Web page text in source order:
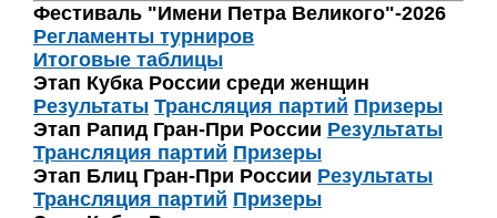
Фестиваль "Имени Петра Великого"-2026
Регламенты турниров
Итоговые таблицы
Этап Кубка России среди женщин
Результаты Трансляция партий Призеры
Этап Рапид Гран-При России Результаты
Трансляция партий Призеры
Этап Блиц Гран-При России Результаты
Трансляция партий Призеры